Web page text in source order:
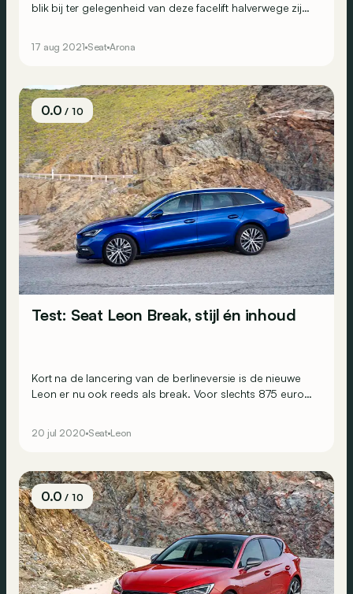
blik bij ter gelegenheid van deze facelift halverwege zijn
17 aug 2021 Seat Arona
0.0/ 10
Test: Seat Leon Break, stijl én inhoud
Kort na de lancering van de berlineversie is de nieuwe
Leon er nu ook reeds als break. Voor slechts 875 euro
20 jul 2020 Seat Leon
0.0/ 10